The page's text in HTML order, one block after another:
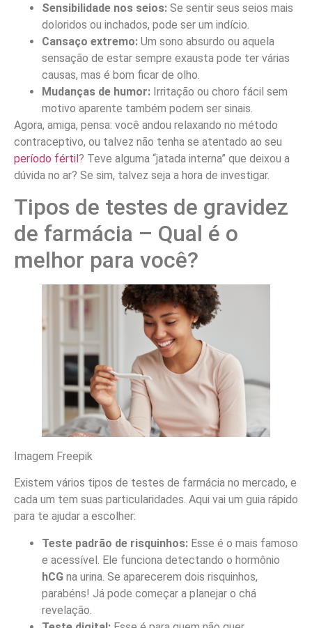
Sensibilidade nos seios: Se sentir seus seios mais
doloridos ou inchados, pode ser um indício.
Cansaço extremo: Um sono absurdo ou aquela
sensação de estar sempre exausta pode ter várias
causas, mas é bom ficar de olho.
Mudanças de humor: Irritação ou choro fácil sem
motivo aparente também podem ser sinais.
Agora, amiga, pensa: você andou relaxando no método
contraceptivo, ou talvez não tenha se atentado ao seu
período fértil? Teve alguma “jatada interna” que deixou a
dúvida no ar? Se sim, talvez seja a hora de investigar.
Tipos de testes de gravidez
de farmácia – Qual é o
melhor para você?
Imagem Freepik
Existem vários tipos de testes de farmácia no mercado, e
cada um tem suas particularidades. Aqui vai um guia rápido
para te ajudar a escolher:
Teste padrão de risquinhos: Esse é o mais famoso
e acessível. Ele funciona detectando o hormônio
hCG na urina. Se aparecerem dois risquinhos,
parabéns! Já pode começar a planejar o chá
revelação.